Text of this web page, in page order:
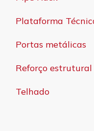
Plataforma
Portas metálicas
Reforço
Telhado